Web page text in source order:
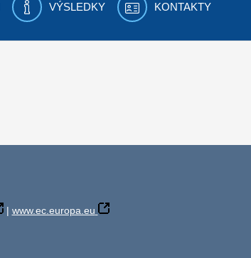
VÝSLEDKY KONTAKTY
| www.ec.europa.eu